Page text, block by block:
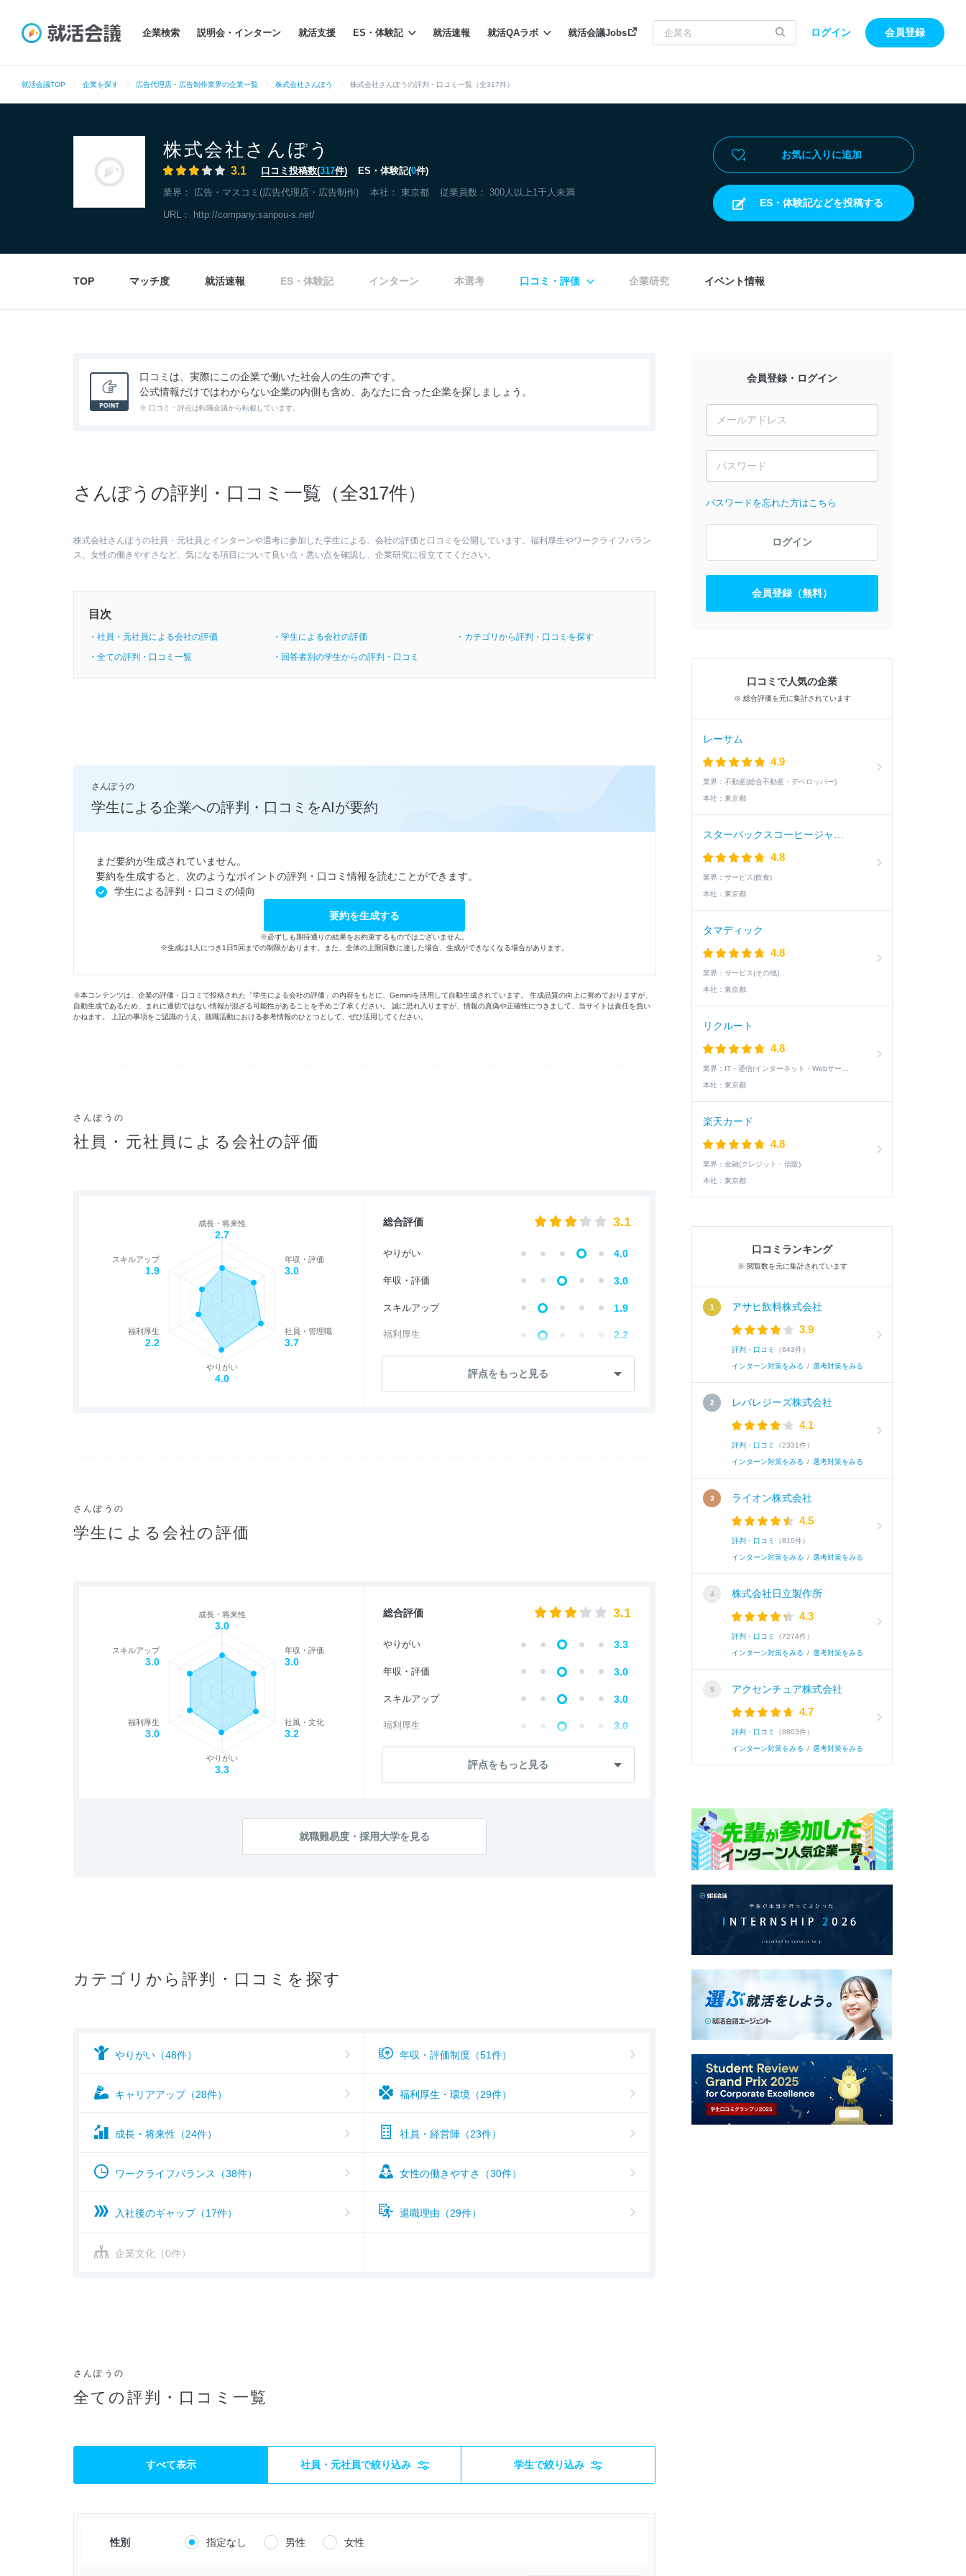
企業検索 説明会・インターン 就活支援 ES・体験記 就活速報 就活QAラボ 就活会議Jobs ログイン 会員登録
就活会議TOP 企業を探す 広告代理店・広告制作業界の企業一覧 株式会社さんぽう 株式会社さんぽうの評判・口コミ一覧（全317件）
株式会社さんぽう
3.1 口コミ投稿数(317件) ES・体験記(0件)
業界： 広告・マスコミ(広告代理店・広告制作) 本社： 東京都 従業員数： 300人以上1千人未満
URL： http://company.sanpou-s.net/
お気に入りに追加
ES・体験記などを投稿する
TOP マッチ度 就活速報 ES・体験記 インターン 本選考 口コミ・評価 企業研究 イベント情報
口コミは、実際にこの企業で働いた社会人の生の声です。
公式情報だけではわからない企業の内側も含め、あなたに合った企業を探しましょう。
※ 口コミ・評点は転職会議から転載しています。
さんぽうの評判・口コミ一覧（全317件）
株式会社さんぽうの社員・元社員とインターンや選考に参加した学生による、会社の評価と口コミを公開しています。福利厚生やワークライフバラン
ス、女性の働きやすさなど、気になる項目について良い点・悪い点を確認し、企業研究に役立ててください。
目次
・社員・元社員による会社の評価 ・学生による会社の評価
・カテゴリから評判・口コミを探す
・全ての評判・口コミ一覧
・回答者別の学生からの評判・口コミ
さんぽうの
学生による企業への評判・口コミをAIが要約
まだ要約が生成されていません。
要約を生成すると、次のようなポイントの評判・口コミ情報を読むことができます。
学生による評判・口コミの傾向
要約を生成する
※必ずしも期待通りの結果をお約束するものではございません。
※生成は1人につき1日5回までの制限があります。また、全体の上限回数に達した場合、生成ができなくなる場合があります。
※本コンテンツは、企業の評価・口コミで投稿された「学生による会社の評価」の内容をもとに、Geminiを活用して自動生成されています。 生成品質の向上に努めておりますが、
自動生成であるため、まれに適切ではない情報が混ざる可能性があることを予めご了承ください。 誠に恐れ入りますが、情報の真偽や正確性につきまして、当サイトは責任を負い
かねます。 上記の事項をご認識のうえ、就職活動における参考情報のひとつとして、ぜひ活用してください。
さんぽうの
社員・元社員による会社の評価
評点をもっと見る
成長・将来性
2.7
年収・評価
3.0
社員・管理職
3.7
やりがい
4.0
福利厚生
2.2
スキルアップ
1.9
総合評価 3.1
やりがい 4.0
年収・評価 3.0
スキルアップ 1.9
福利厚生 2.2
社員・管理職 3.7
さんぽうの
学生による会社の評価
評点をもっと見る
成長・将来性
3.0
年収・評価
3.0
社風・文化
3.2
やりがい
3.3
福利厚生
3.0
スキルアップ
3.0
総合評価 3.1
やりがい 3.3
年収・評価 3.0
スキルアップ 3.0
福利厚生 3.0
社員・管理職 --
社風・文化
就職難易度・採用大学を見る
カテゴリから評判・口コミを探す
やりがい（48件） 年収・評価制度（51件）
キャリアアップ（28件） 福利厚生・環境（29件）
成長・将来性（24件） 社員・経営陣（23件）
ワークライフバランス（38件） 女性の働きやすさ（30件）
入社後のギャップ（17件） 退職理由（29件）
企業文化（0件）
さんぽうの
全ての評判・口コミ一覧
すべて表示 社員・元社員で絞り込み 学生で絞り込み
性別 指定なし 男性 女性
会員登録・ログイン
パスワードを忘れた方はこちら
ログイン
会員登録（無料）
口コミで人気の企業
※ 総合評価を元に集計されています
レーサム
4.9
業界： 不動産(総合不動産・デベロッパー)
本社： 東京都
4.8
業界： サービス(飲食)
本社： 東京都
タマディック
4.8
業界： サービス(その他)
本社： 東京都
リクルート
4.8
業界：
本社： 東京都
楽天カード
4.8
業界： 金融(クレジット・信販)
本社： 東京都
口コミランキング
※ 閲覧数を元に集計されています
アサヒ飲料株式会社
3.9
評判・口コミ （643件）
インターン対策をみる / 選考対策をみる
レバレジーズ株式会社
4.1
評判・口コミ （2331件）
インターン対策をみる / 選考対策をみる
ライオン株式会社
4.5
評判・口コミ （810件）
インターン対策をみる / 選考対策をみる
株式会社日立製作所
4.3
評判・口コミ （7274件）
インターン対策をみる / 選考対策をみる
アクセンチュア株式会社
4.7
評判・口コミ （8803件）
インターン対策をみる / 選考対策をみる